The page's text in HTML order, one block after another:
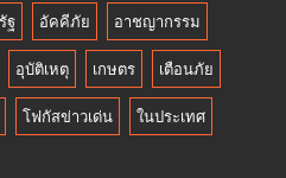
ฐ อัคคีภัย อาชญากรรม
อุบัติเหตุ เกษตร เตือนภัย
โฟกัสข่าวเด่น ในประเทศ